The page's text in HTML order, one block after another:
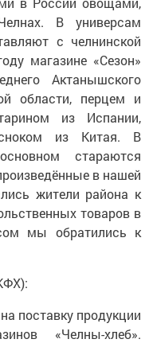
В универсам
с челнинской
магазине «Сезон»
Актанышского
области, перцем и
из Испании,
из Китая. В
стараются
в нашей
жители района к
товаров в
мы обратились к
поставку продукции
«Челны-хлеб».